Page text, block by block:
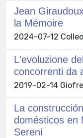
Jean
la Mémoire
2024-07-12
L'evoluzione
concorrenti da
2019-02-14
La
domésticos en
Sereni